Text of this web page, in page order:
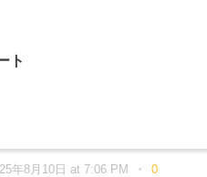
ト
年8月10日 at 7:06 PM 0